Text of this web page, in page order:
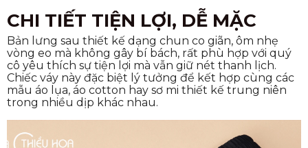
CHI TIẾT TIỆN LỢI, DỄ MẶC
Bản lưng sau thiết kế dạng chun co giãn, ôm nhẹ
vòng eo mà không gây bí bách, rất phù hợp với quý
cô yêu thích sự tiện lợi mà vẫn giữ nét thanh lịch.
Chiếc váy này đặc biệt lý tưởng để kết hợp cùng các
mẫu áo lụa, áo cotton hay sơ mi thiết kế trung niên
trong nhiều dịp khác nhau.